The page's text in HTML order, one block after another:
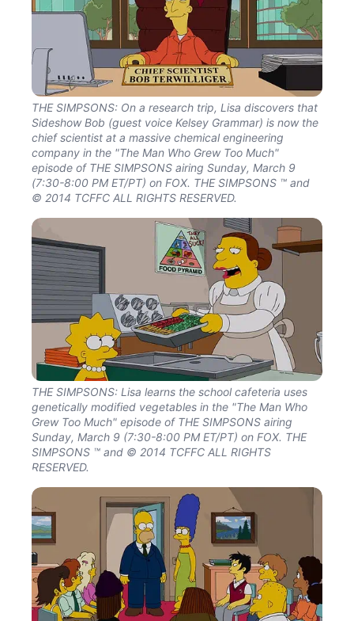
THE SIMPSONS: On a research trip, Lisa discovers that
Sideshow Bob (guest voice Kelsey Grammar) is now the
chief scientist at a massive chemical engineering
company in the "The Man Who Grew Too Much"
episode of THE SIMPSONS airing Sunday, March 9
(7:30-8:00 PM ET/PT) on FOX. THE SIMPSONS ™ and
© 2014 TCFFC ALL RIGHTS RESERVED.
THE SIMPSONS: Lisa learns the school cafeteria uses
genetically modified vegetables in the "The Man Who
Grew Too Much" episode of THE SIMPSONS airing
Sunday, March 9 (7:30-8:00 PM ET/PT) on FOX. THE
SIMPSONS ™ and © 2014 TCFFC ALL RIGHTS
RESERVED.